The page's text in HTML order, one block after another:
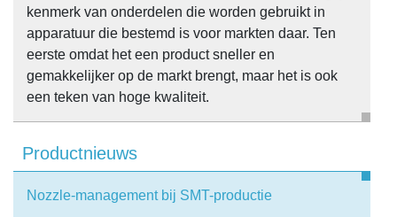
kenmerk van onderdelen die worden gebruikt in
apparatuur die bestemd is voor markten daar. Ten
eerste omdat het een product sneller en
gemakkelijker op de markt brengt, maar het is ook
een teken van hoge kwaliteit.
Productnieuws
Nozzle-management bij SMT-productie